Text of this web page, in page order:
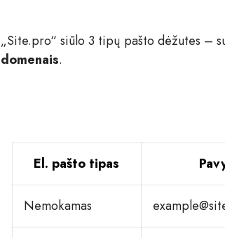
„Site.pro“ siūlo 3 tipų pašto dėžutes –
domenais.
El. pašto tipas
Nemokamas